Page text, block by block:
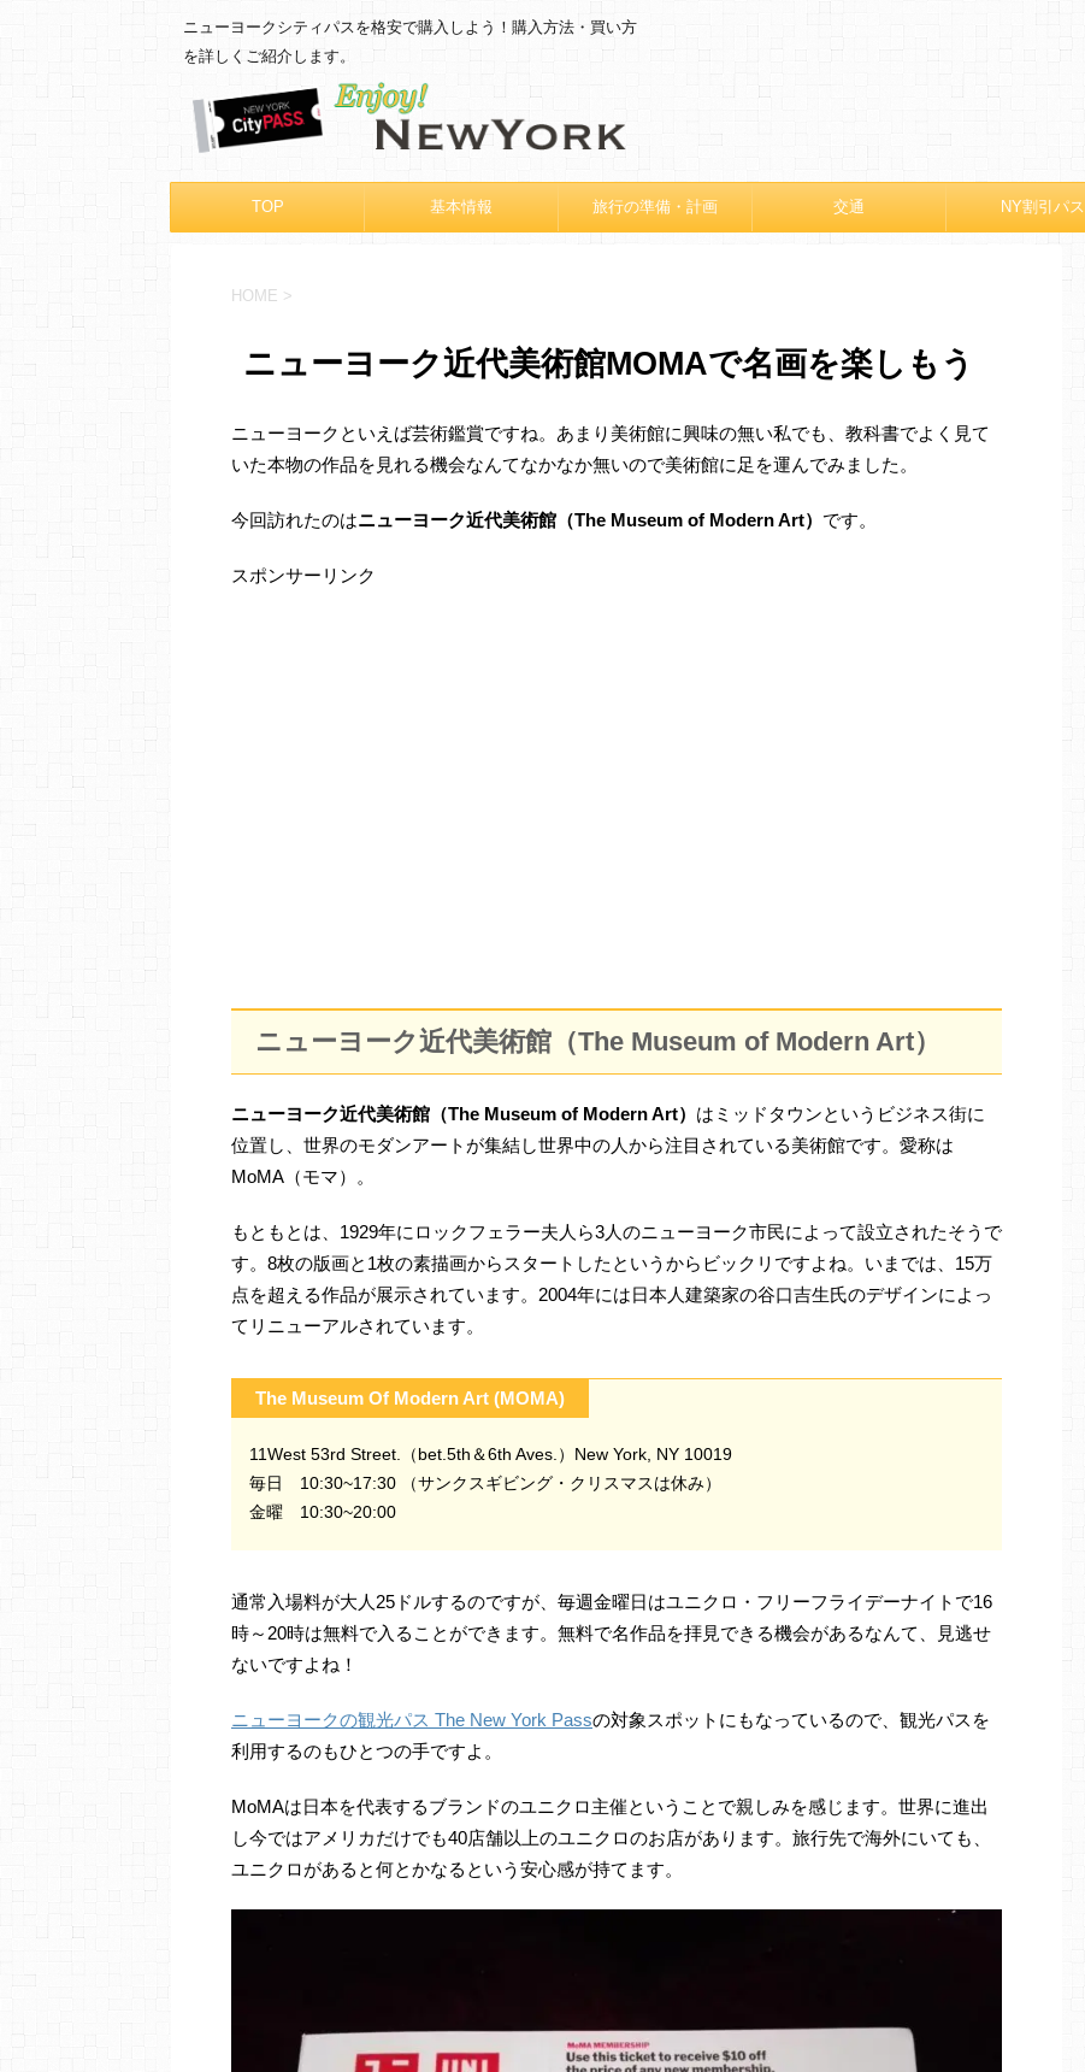
ニューヨークシティパスを格安で購入しよう！購入方法・買い方
を詳しくご紹介します。
TOP 基本情報 旅行の準備・計画 交通 NY割引パス
HOME >
ニューヨーク近代美術館MOMAで名画を楽しもう
ニューヨークといえば芸術鑑賞ですね。あまり美術館に興味の無い私でも、教科書でよく見て
いた本物の作品を見れる機会なんてなかなか無いので美術館に足を運んでみました。
今回訪れたのはニューヨーク近代美術館（The Museum of Modern Art） です。
スポンサーリンク
ニューヨーク近代美術館（The Museum of Modern Art）
ニューヨーク近代美術館（The Museum of Modern Art） はミッドタウンというビジネス街に
位置し、世界のモダンアートが集結し世界中の人から注目されている美術館です。愛称は
MoMA（モマ）。
もともとは、1929年にロックフェラー夫人ら3人のニューヨーク市民によって設立されたそうで
す。8枚の版画と1枚の素描画からスタートしたというからビックリですよね。いまでは、15万
点を超える作品が展示されています。2004年には日本人建築家の谷口吉生氏のデザインによっ
てリニューアルされています。
The Museum Of Modern Art (MOMA)
11West 53rd Street.（bet.5th＆6th Aves.）New York, NY 10019
毎日 10:30~17:30 （サンクスギビング・クリスマスは休み）
金曜 10:30~20:00
通常入場料が大人25ドルするのですが、毎週金曜日はユニクロ・フリーフライデーナイトで16
時～20時は無料で入ることができます。無料で名作品を拝見できる機会があるなんて、見逃せ
ないですよね！
ニューヨークの観光パス The New York Passの対象スポットにもなっているので、観光パスを
利用するのもひとつの手ですよ。
MoMAは日本を代表するブランドのユニクロ主催ということで親しみを感じます。世界に進出
し今ではアメリカだけでも40店舗以上のユニクロのお店があります。旅行先で海外にいても、
ユニクロがあると何とかなるという安心感が持てます。